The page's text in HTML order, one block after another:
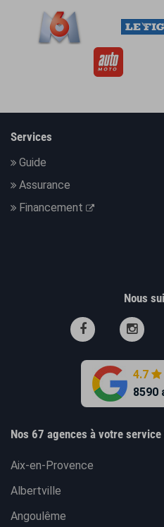
Services
Guide
Assurance
Financement
Nous
4.7
8590
Nos 67 agences à votre
Aix-en-Provence
Albertville
Angoulême